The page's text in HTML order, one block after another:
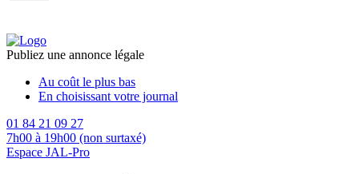
Publiez une annonce légale
Au coût le plus bas
En choisissant votre journal
01 84 21 09 27
7h00 à 19h00 (non surtaxé)
Espace JAL-Pro